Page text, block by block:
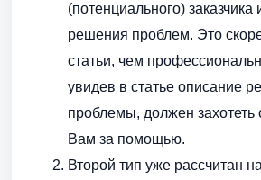
(потенциального) заказчика
решения проблем. Это
статьи, чем
увидев в статье описание
проблемы, должен захотеть
Вам за помощью.
Второй тип уже рассчитан на